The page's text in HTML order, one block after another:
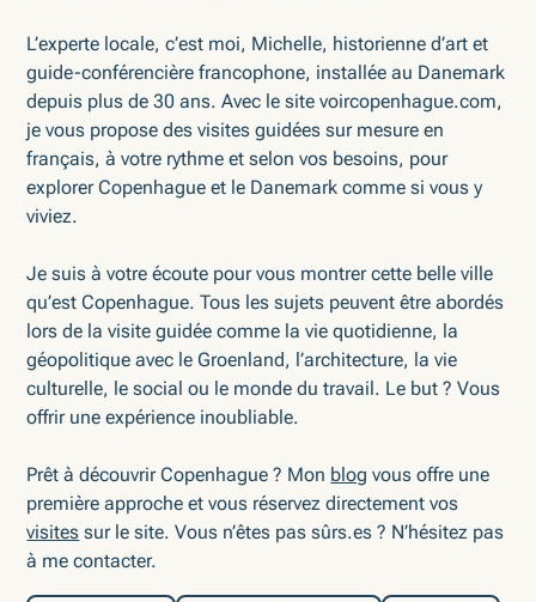
L’experte locale, c’est moi, Michelle, historienne d’art et
guide-conférencière francophone, installée au Danemark
depuis plus de 30 ans. Avec le site voircopenhague.com,
je vous propose des visites guidées sur mesure en
français, à votre rythme et selon vos besoins, pour
explorer Copenhague et le Danemark comme si vous y
viviez.
Je suis à votre écoute pour vous montrer cette belle ville
qu’est Copenhague. Tous les sujets peuvent être abordés
lors de la visite guidée comme la vie quotidienne, la
géopolitique avec le Groenland, l’architecture, la vie
culturelle, le social ou le monde du travail. Le but ? Vous
offrir une expérience inoubliable.
Prêt à découvrir Copenhague ? Mon blog vous offre une
première approche et vous réservez directement vos
visites sur le site. Vous n’êtes pas sûrs.es ? N’hésitez pas
à me contacter.